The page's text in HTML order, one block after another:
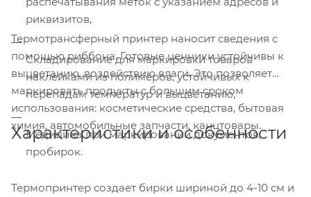
риквизитов,
Складирование для маркировки товаров
наклейками из полимеров, устойчивых к
перепадам температур и выцветанию,
Медицина при маркировании документов,
пробирок.
Термотрансферный принтер наносит сведения с
помощью риббона. Готовые ценники устойчивы к
выцветанию, воздействию влаги. Это позволяет
маркировать продукты с большим сроком
использования: косметические средства, бытовая
химия, автомобильные запчасти, канцтовары.
Характеристики и особенности
Термопринтер создает бирки шириной до 4-10 см и